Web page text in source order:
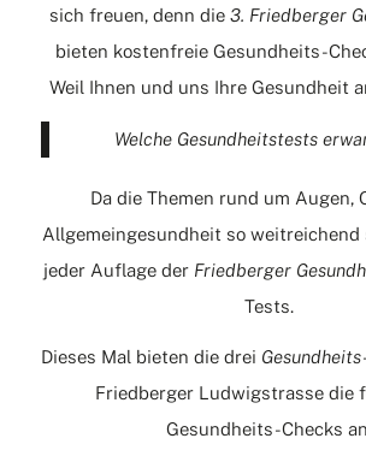
sich freuen, denn die3. Friedberger
bieten kostenfreie Gesundheits-
Weil Ihnen und uns Ihre Gesundheit
Welche Gesundheitstests
Da die Themen rund um Augen,
Allgemeingesundheit so weitreichend
jeder Auflage der Friedberger
Tests.
Dieses Mal bieten die drei
Friedberger Ludwigstrasse die
Gesundheits-Checks